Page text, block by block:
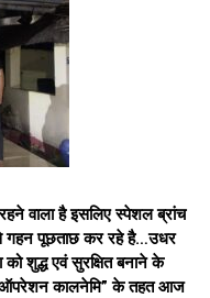
वाला है इसलिए स्पेशल ब्रांच
से गहन पूछताछ कर रहे है…उधर
शुद्ध एवं सुरक्षित बनाने के
“ऑपरेशन कालनेमि” के तहत आज